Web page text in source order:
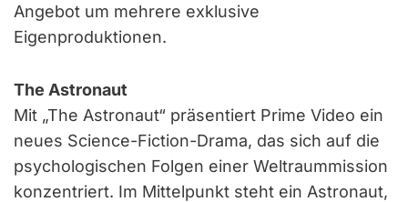
Angebot um mehrere exklusive
Eigenproduktionen.
The Astronaut
Mit „The Astronaut“ präsentiert Prime Video ein
neues Science-Fiction-Drama, das sich auf die
psychologischen Folgen einer Weltraummission
konzentriert. Im Mittelpunkt steht ein Astronaut,